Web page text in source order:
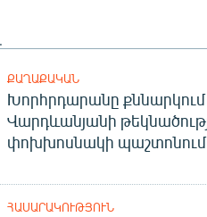
ՔԱՂԱՔԱԿԱՆ
Խորհրդարանը
Վարդևանյանի
փոխխոսնակի պաշտոնում
ՀԱՍԱՐԱԿՈՒԹՅՈՒՆ